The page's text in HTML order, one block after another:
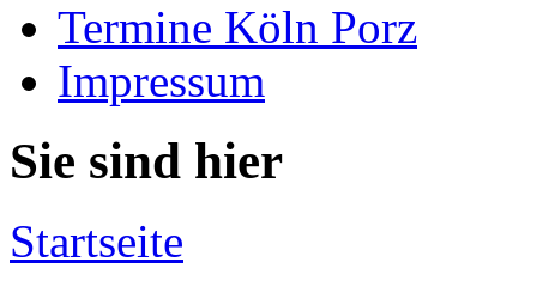
Termine Köln Porz
Impressum
Sie sind hier
Startseite